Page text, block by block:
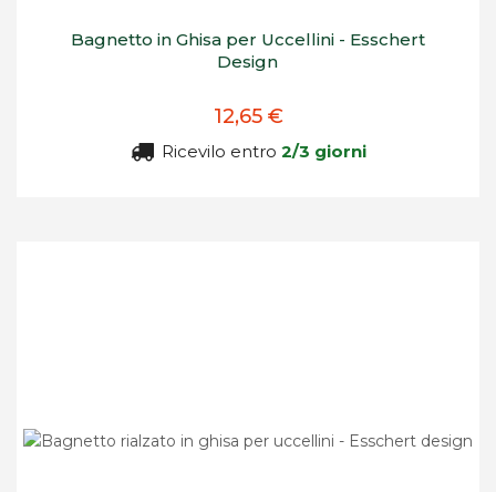
Bagnetto in Ghisa per Uccellini - Esschert
Design
12,65 €
Ricevilo entro 2/3 giorni